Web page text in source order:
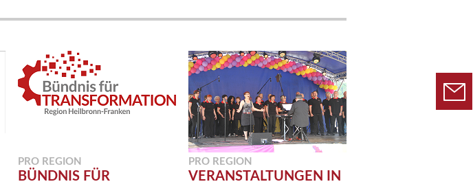
PRO REGION
BÜNDNIS FÜR
PRO REGION
VERANSTALTUNGEN IN